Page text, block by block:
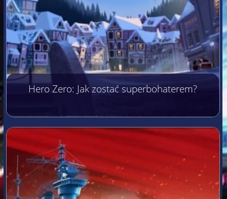
Hero Zero: Jak zostać superbohaterem?